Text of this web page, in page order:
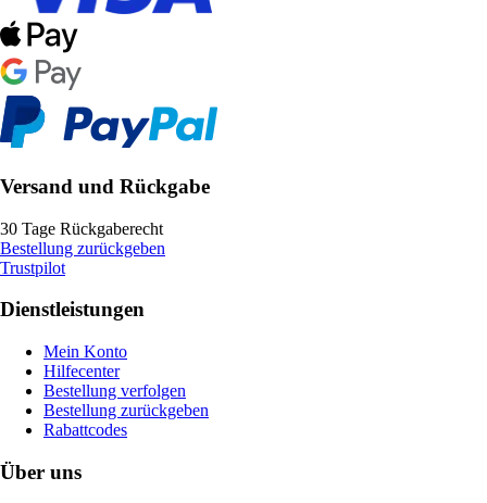
Versand und Rückgabe
30 Tage Rückgaberecht
Bestellung zurückgeben
Trustpilot
Dienstleistungen
Mein Konto
Hilfecenter
Bestellung verfolgen
Bestellung zurückgeben
Rabattcodes
Über uns